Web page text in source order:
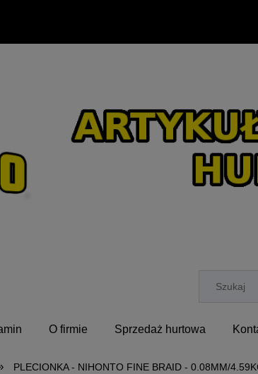
O firmie Sprzedaż hurtowa
PLECIONKA - NIHONTO FINE BRAID - 0.08MM/